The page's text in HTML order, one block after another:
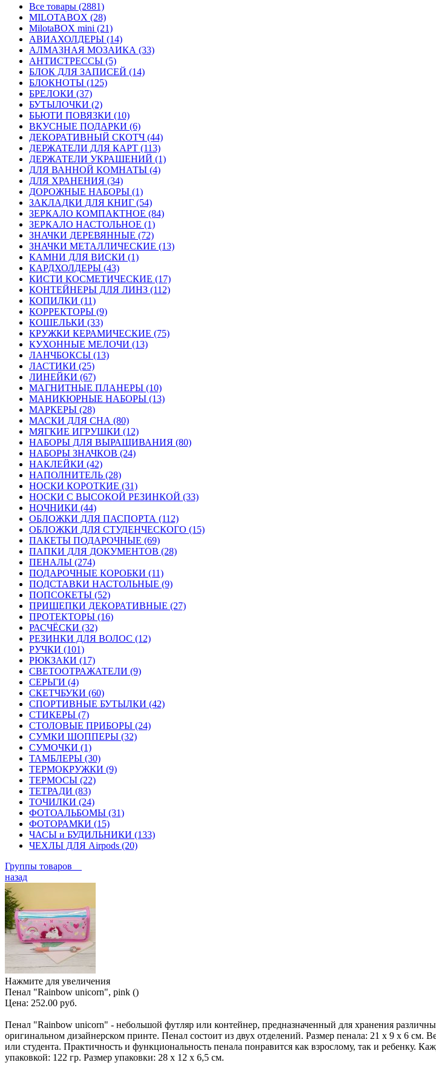
Все товары (2881)
MILOTABOX (28)
MilotaBOX mini (21)
АВИАХОЛДЕРЫ (14)
АЛМАЗНАЯ МОЗАИКА (33)
АНТИСТРЕССЫ (5)
БЛОК ДЛЯ ЗАПИСЕЙ (14)
БЛОКНОТЫ (125)
БРЕЛОКИ (37)
БУТЫЛОЧКИ (2)
БЬЮТИ ПОВЯЗКИ (10)
ВКУСНЫЕ ПОДАРКИ (6)
ДЕКОРАТИВНЫЙ СКОТЧ (44)
ДЕРЖАТЕЛИ ДЛЯ КАРТ (113)
ДЕРЖАТЕЛИ УКРАШЕНИЙ (1)
ДЛЯ ВАННОЙ КОМНАТЫ (4)
ДЛЯ ХРАНЕНИЯ (34)
ДОРОЖНЫЕ НАБОРЫ (1)
ЗАКЛАДКИ ДЛЯ КНИГ (54)
ЗЕРКАЛО КОМПАКТНОЕ (84)
ЗЕРКАЛО НАСТОЛЬНОЕ (1)
ЗНАЧКИ ДЕРЕВЯННЫЕ (72)
ЗНАЧКИ МЕТАЛЛИЧЕСКИЕ (13)
КАМНИ ДЛЯ ВИСКИ (1)
КАРДХОЛДЕРЫ (43)
КИСТИ КОСМЕТИЧЕСКИЕ (17)
КОНТЕЙНЕРЫ ДЛЯ ЛИНЗ (112)
КОПИЛКИ (11)
КОРРЕКТОРЫ (9)
КОШЕЛЬКИ (33)
КРУЖКИ КЕРАМИЧЕСКИЕ (75)
КУХОННЫЕ МЕЛОЧИ (13)
ЛАНЧБОКСЫ (13)
ЛАСТИКИ (25)
ЛИНЕЙКИ (67)
МАГНИТНЫЕ ПЛАНЕРЫ (10)
МАНИКЮРНЫЕ НАБОРЫ (13)
МАРКЕРЫ (28)
МАСКИ ДЛЯ СНА (80)
МЯГКИЕ ИГРУШКИ (12)
НАБОРЫ ДЛЯ ВЫРАЩИВАНИЯ (80)
НАБОРЫ ЗНАЧКОВ (24)
НАКЛЕЙКИ (42)
НАПОЛНИТЕЛЬ (28)
НОСКИ КОРОТКИЕ (31)
НОСКИ С ВЫСОКОЙ РЕЗИНКОЙ (33)
НОЧНИКИ (44)
ОБЛОЖКИ ДЛЯ ПАСПОРТА (112)
ОБЛОЖКИ ДЛЯ СТУДЕНЧЕСКОГО (15)
ПАКЕТЫ ПОДАРОЧНЫЕ (69)
ПАПКИ ДЛЯ ДОКУМЕНТОВ (28)
ПЕНАЛЫ (274)
ПОДАРОЧНЫЕ КОРОБКИ (11)
ПОДСТАВКИ НАСТОЛЬНЫЕ (9)
ПОПСОКЕТЫ (52)
ПРИЩЕПКИ ДЕКОРАТИВНЫЕ (27)
ПРОТЕКТОРЫ (16)
РАСЧЁСКИ (32)
РЕЗИНКИ ДЛЯ ВОЛОС (12)
РУЧКИ (101)
РЮКЗАКИ (17)
СВЕТООТРАЖАТЕЛИ (9)
СЕРЬГИ (4)
СКЕТЧБУКИ (60)
СПОРТИВНЫЕ БУТЫЛКИ (42)
СТИКЕРЫ (7)
СТОЛОВЫЕ ПРИБОРЫ (24)
СУМКИ ШОППЕРЫ (32)
СУМОЧКИ (1)
ТАМБЛЕРЫ (30)
ТЕРМОКРУЖКИ (9)
ТЕРМОСЫ (22)
ТЕТРАДИ (83)
ТОЧИЛКИ (24)
ФОТОАЛЬБОМЫ (31)
ФОТОРАМКИ (15)
ЧАСЫ и БУДИЛЬНИКИ (133)
ЧЕХЛЫ ДЛЯ Airpods (20)
Группы товаров
назад
Нажмите для увеличения
Пенал "Rainbow unicorn", pink ()
Цена: 252.00 руб.
Пенал "Rainbow unicorn" - небольшой футляр или контейнер, предназначенный для хранения
оригинальном дизайнерском принте. Пенал состоит из двух отделений. Размер пенала: 21 х 9 х 6
или студента. Практичность и функциональность пенала понравится как взрослому, так и ребенку.
упаковкой: 122 гр. Размер упаковки: 28 х 12 х 6,5 см.